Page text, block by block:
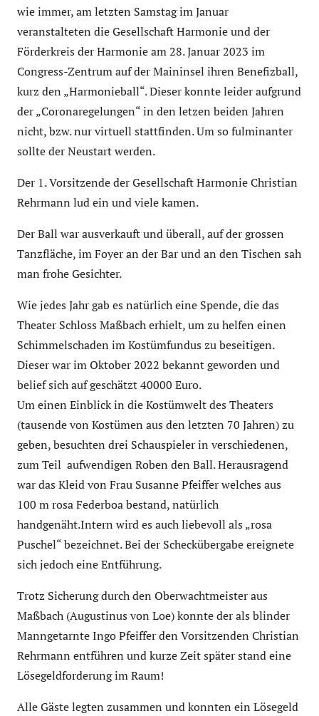
wie immer, am letzten Samstag im Januar
veranstalteten die Gesellschaft Harmonie und der
Förderkreis der Harmonie am 28. Januar 2023 im
Congress-Zentrum auf der Maininsel ihren Benefizball,
kurz den „Harmonieball“. Dieser konnte leider aufgrund
der „Coronaregelungen“ in den letzen beiden Jahren
nicht, bzw. nur virtuell stattfinden. Um so fulminanter
sollte der Neustart werden.
Der 1. Vorsitzende der Gesellschaft Harmonie Christian
Rehrmann lud ein und viele kamen.
Der Ball war ausverkauft und überall, auf der grossen
Tanzfläche, im Foyer an der Bar und an den Tischen sah
man frohe Gesichter.
Wie jedes Jahr gab es natürlich eine Spende, die das
Theater Schloss Maßbach erhielt, um zu helfen einen
Schimmelschaden im Kostümfundus zu beseitigen.
Dieser war im Oktober 2022 bekannt geworden und
belief sich auf geschätzt 40000 Euro.
Um einen Einblick in die Kostümwelt des Theaters
(tausende von Kostümen aus den letzten 70 Jahren) zu
geben, besuchten drei Schauspieler in verschiedenen,
zum Teil aufwendigen Roben den Ball. Herausragend
war das Kleid von Frau Susanne Pfeiffer welches aus
100 m rosa Federboa bestand, natürlich
handgenäht.Intern wird es auch liebevoll als „rosa
Puschel“ bezeichnet. Bei der Scheckübergabe ereignete
sich jedoch eine Entführung.
Trotz Sicherung durch den Oberwachtmeister aus
Maßbach (Augustinus von Loe) konnte der als blinder
Manngetarnte Ingo Pfeiffer den Vorsitzenden Christian
Rehrmann entführen und kurze Zeit später stand eine
Lösegeldforderung im Raum!
Alle Gäste legten zusammen und konnten ein Lösegeld